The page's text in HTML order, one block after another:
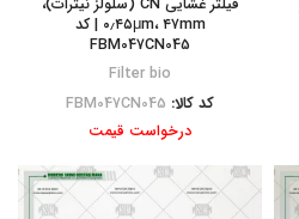
فیلتر غشایی CN (سلولز نیترات)،
۰٫۴۵μm، ۴۷mm | کد
FBM047CN045
Filter bio
کد کالا: FBM047CN045
درخواست قیمت